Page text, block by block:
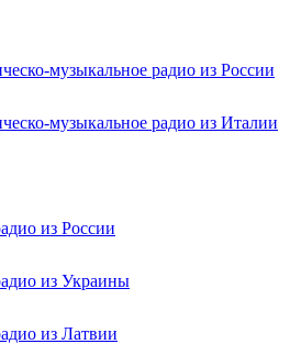
музыкальное радио из России
музыкальное радио из Италии
из России
из Украины
из Латвии